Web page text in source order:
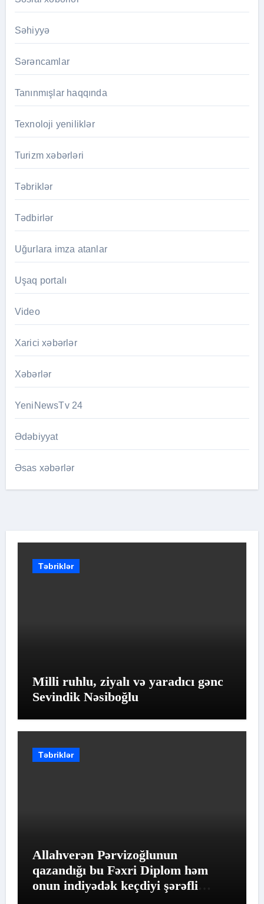
Səhiyyə
Sərəncamlar
Tanınmışlar haqqında
Texnoloji yeniliklər
Turizm xəbərləri
Təbriklər
Tədbirlər
Uğurlara imza atanlar
Uşaq portalı
Video
Xarici xəbərlər
Xəbərlər
YeniNewsTv 24
Ədəbiyyat
Əsas xəbərlər
Təbriklər
Milli ruhlu, ziyalı və yaradıcı gənc
Sevindik Nəsiboğlu
Təbriklər
Allahverən Pərvizoğlunun
qazandığı bu Fəxri Diplom həm
onun indiyədək keçdiyi şərəfli